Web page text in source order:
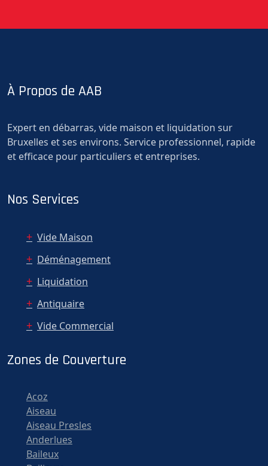
À Propos de AAB
Expert en débarras, vide maison et liquidation sur
Bruxelles et ses environs. Service professionnel, rapide
et efficace pour particuliers et entreprises.
Nos Services
Vide Maison
Déménagement
Liquidation
Antiquaire
Vide Commercial
Zones de Couverture
Acoz
Aiseau
Aiseau Presles
Anderlues
Baileux